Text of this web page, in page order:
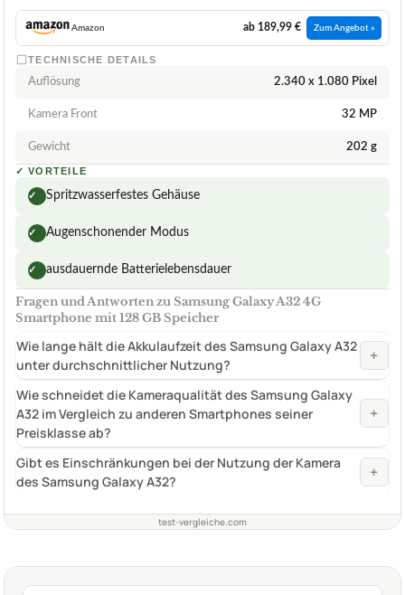
Amazon ab 189,99 € Zum Angebot »
TECHNISCHE DETAILS
Auflösung 2.340 x 1.080 Pixel
Kamera Front 32 MP
Gewicht 202 g
✓ VORTEILE
✓ Spritzwasserfestes Gehäuse
✓ Augenschonender Modus
✓ ausdauernde Batterielebensdauer
Fragen und Antworten zu Samsung Galaxy A32 4G
Smartphone mit 128 GB Speicher
Wie lange hält die Akkulaufzeit des Samsung Galaxy A32
unter durchschnittlicher Nutzung?
+
Wie schneidet die Kameraqualität des Samsung Galaxy
A32 im Vergleich zu anderen Smartphones seiner
Preisklasse ab?
+
Gibt es Einschränkungen bei der Nutzung der Kamera
des Samsung Galaxy A32?
+
test-vergleiche.com